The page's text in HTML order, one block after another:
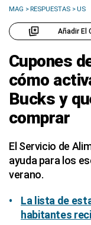
MAG >RESPUESTAS >US
Añadir El
Cupones
cómo
Bucks y
comprar
El Servicio de
ayuda para los
verano.
La lista de
habitantes